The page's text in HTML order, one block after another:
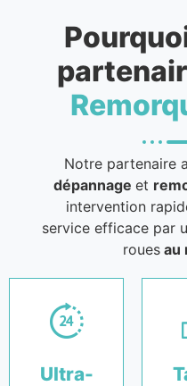
Notre partenaire
dépannageet
intervention
service efficace par
roues au
Ultra-